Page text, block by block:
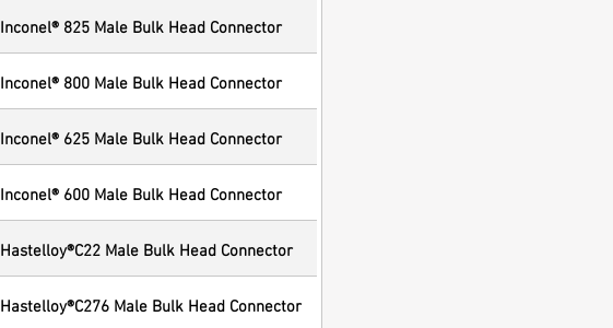
Inconel® 825 Male Bulk Head Connector
Inconel® 800 Male Bulk Head Connector
Inconel® 625 Male Bulk Head Connector
Inconel® 600 Male Bulk Head Connector
Hastelloy®C22 Male Bulk Head Connector
Hastelloy®C276 Male Bulk Head Connector